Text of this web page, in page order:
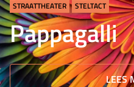
STRAATTHEATER STELTACT
Pappagalli
LEES